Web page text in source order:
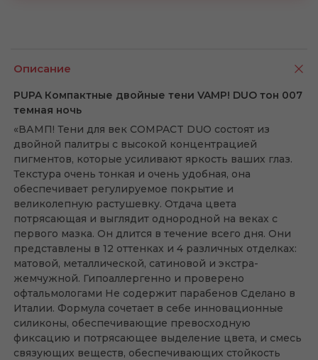
Описание
PUPA Компактные двойные тени VAMP! DUO тон 007
темная ночь
«ВАМП! Тени для век COMPACT DUO состоят из
двойной палитры с высокой концентрацией
пигментов, которые усиливают яркость ваших глаз.
Текстура очень тонкая и очень удобная, она
обеспечивает регулируемое покрытие и
великолепную растушевку. Отдача цвета
потрясающая и выглядит однородной на веках с
первого мазка. Он длится в течение всего дня. Они
представлены в 12 оттенках и 4 различных отделках:
матовой, металлической, сатиновой и экстра-
жемчужной. Гипоаллергенно и проверено
офтальмологами Не содержит парабенов Сделано в
Италии. Формула сочетает в себе инновационные
силиконы, обеспечивающие превосходную
фиксацию и потрясающее выделение цвета, и смесь
связующих веществ, обеспечивающих стойкость